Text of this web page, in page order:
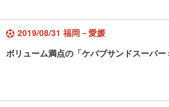
2019/08/31 福岡－愛媛
ボリューム満点の「ケバブサンドスーパー